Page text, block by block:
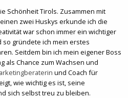
Schönheit Tirols. Zusammen mit
zwei Huskys erkunde ich die
war schon immer ein wichtiger
gründete ich mein erstes
Seitdem bin ich mein eigener Boss
Chance zum Wachsen und
und Coach für
wie wichtig es ist, seine
sich selbst treu zu bleiben.